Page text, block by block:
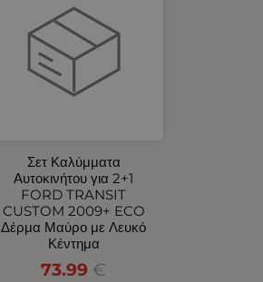
Σετ Καλύμματα
Αυτοκινήτου για 2+1
FORD TRANSIT
CUSTOM 2009+ ECO
Δέρμα Μαύρο με Λευκό
Κέντημα
73.99 €